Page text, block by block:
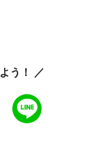
う！ ／